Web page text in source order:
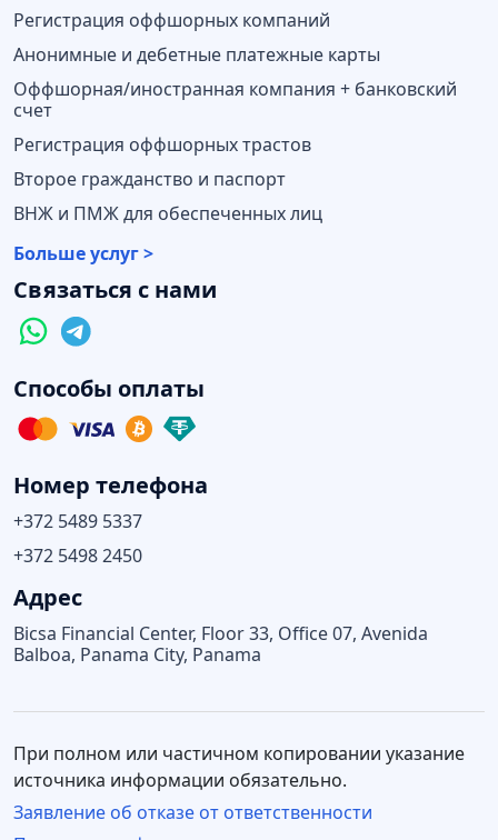
Регистрация оффшорных компаний
Анонимные и дебетные платежные карты
Оффшорная/иностранная компания + банковский
счет
Регистрация оффшорных трастов
Второе гражданство и паспорт
ВНЖ и ПМЖ для обеспеченных лиц
Больше услуг >
Связаться с нами
Способы оплаты
Номер телефона
+372 5489 5337
+372 5498 2450
Адрес
Bicsa Financial Center, Floor 33, Office 07, Avenida
Balboa, Panama City, Panama
При полном или частичном копировании указание
источника информации обязательно.
Заявление об отказе от ответственности